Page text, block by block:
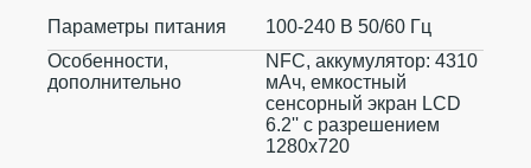
Параметры питания
100-240 В 50/60 Гц
Особенности,
дополнительно
NFC, аккумулятор: 4310
мАч, емкостный
сенсорный экран LCD
6.2'' с разрешением
1280x720